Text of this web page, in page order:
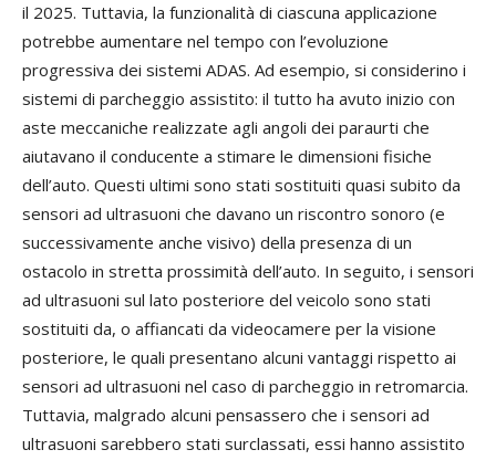
il 2025. Tuttavia, la funzionalità di ciascuna applicazione
potrebbe aumentare nel tempo con l’evoluzione
progressiva dei sistemi ADAS. Ad esempio, si considerino i
sistemi di parcheggio assistito: il tutto ha avuto inizio con
aste meccaniche realizzate agli angoli dei paraurti che
aiutavano il conducente a stimare le dimensioni fisiche
dell’auto. Questi ultimi sono stati sostituiti quasi subito da
sensori ad ultrasuoni che davano un riscontro sonoro (e
successivamente anche visivo) della presenza di un
ostacolo in stretta prossimità dell’auto. In seguito, i sensori
ad ultrasuoni sul lato posteriore del veicolo sono stati
sostituiti da, o affiancati da videocamere per la visione
posteriore, le quali presentano alcuni vantaggi rispetto ai
sensori ad ultrasuoni nel caso di parcheggio in retromarcia.
Tuttavia, malgrado alcuni pensassero che i sensori ad
ultrasuoni sarebbero stati surclassati, essi hanno assistito